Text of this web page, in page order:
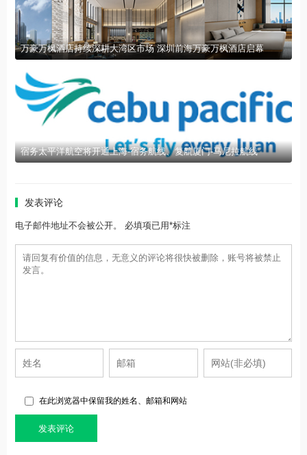
万豪万枫酒店持续深耕大湾区市场 深圳前海万豪万枫酒店启幕
宿务太平洋航空将开通上海-宿务航线、复航厦门-马尼拉航线
发表评论
电子邮件地址不会被公开。 必填项已用*标注
在此浏览器中保留我的姓名、邮箱和网站